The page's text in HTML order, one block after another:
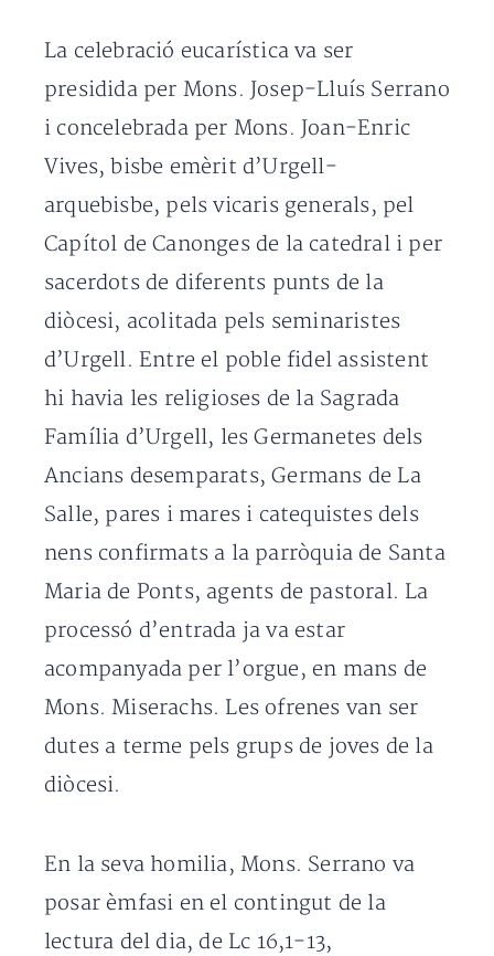
La celebració eucarística va ser
presidida per Mons. Josep-Lluís Serrano
i concelebrada per Mons. Joan-Enric
Vives, bisbe emèrit d’Urgell-
arquebisbe, pels vicaris generals, pel
Capítol de Canonges de la catedral i per
sacerdots de diferents punts de la
diòcesi, acolitada pels seminaristes
d’Urgell. Entre el poble fidel assistent
hi havia les religioses de la Sagrada
Família d’Urgell, les Germanetes dels
Ancians desemparats, Germans de La
Salle, pares i mares i catequistes dels
nens confirmats a la parròquia de Santa
Maria de Ponts, agents de pastoral. La
processó d’entrada ja va estar
acompanyada per l’orgue, en mans de
Mons. Miserachs. Les ofrenes van ser
dutes a terme pels grups de joves de la
diòcesi.
En la seva homilia, Mons. Serrano va
posar èmfasi en el contingut de la
lectura del dia, de Lc 16,1-13,